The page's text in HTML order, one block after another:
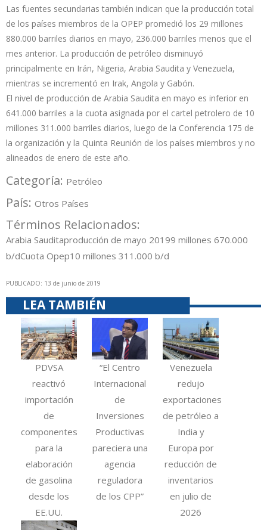
Las fuentes secundarias también indican que la producción total
de los países miembros de la OPEP promedió los 29 millones
880.000 barriles diarios en mayo, 236.000 barriles menos que el
mes anterior. La producción de petróleo disminuyó
principalmente en Irán, Nigeria, Arabia Saudita y Venezuela,
mientras se incrementó en Irak, Angola y Gabón.
El nivel de producción de Arabia Saudita en mayo es inferior en
641.000 barriles a la cuota asignada por el cartel petrolero de 10
millones 311.000 barriles diarios, luego de la Conferencia 175 de
la organización y la Quinta Reunión de los países miembros y no
alineados de enero de este año.
Categoría: Petróleo
País: Otros Países
Términos Relacionados:
Arabia Sauditaproducción de mayo 20199 millones 670.000
b/dCuota Opep10 millones 311.000 b/d
PUBLICADO: 13 de junio de 2019
LEA TAMBIÉN
PDVSA
reactivó
importación
de
componentes
para la
elaboración
de gasolina
desde los
EE.UU.
“El Centro
Internacional
de
Inversiones
Productivas
pareciera una
agencia
reguladora
de los CPP”
Venezuela
redujo
exportaciones
de petróleo a
India y
Europa por
reducción de
inventarios
en julio de
2026